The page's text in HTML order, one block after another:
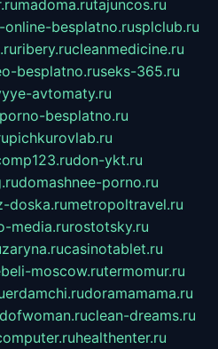
madoma.rutajuncos.ru
online-besplatno.rusplclub.ru
ribery.rucleanmedicine.ru
besplatno.ruseks-365.ru
avtomaty.ru
besplatno.ru
pichkurovlab.ru
don-ykt.ru
domashnee-porno.ru
doska.rumetropoltravel.ru
media.rurostotsky.ru
zaryna.rucasinotablet.ru
moscow.rutermomur.ru
erdamchi.rudoramamama.ru
clean-dreams.ru
healthenter.ru